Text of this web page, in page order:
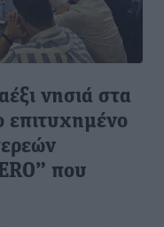
νησιά στα
επιτυχημένο
που